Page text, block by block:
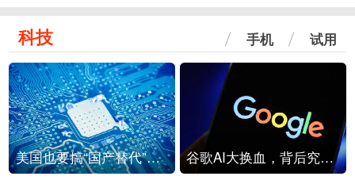
科技 手机 试用
美国也要搞“国产替代”？先算清三笔账 谷歌AI大换血，背后究竟发生了什么？